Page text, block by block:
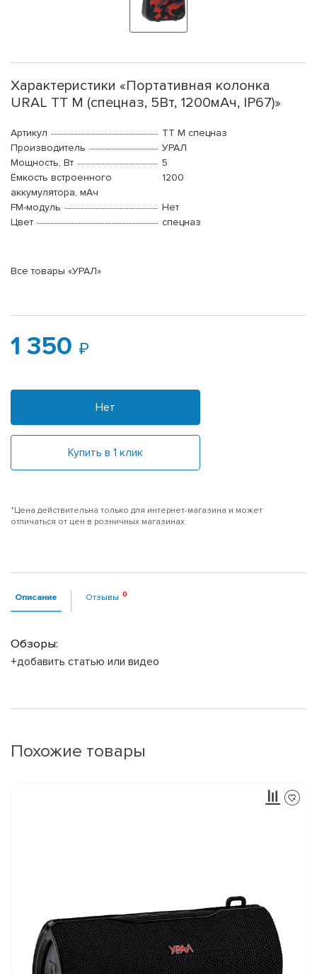
Характеристики «Портативная колонка
URAL ТТ М (спецназ, 5Вт, 1200мАч, IP67)»
Артикул
ТТ М спецназ
Производитель
УРАЛ
Мощность, Вт
5
Ёмкость встроенного
аккумулятора, мАч
1200
FM-модуль
Нет
Цвет
спецназ
Все товары «УРАЛ»
1 350
Нет
Купить в 1 клик
*Цена действительна только для интернет-магазина и может
отличаться от цен в розничных магазинах
Описание Отзывы
Обзоры:
+добавить статью или видео
Похожие товары